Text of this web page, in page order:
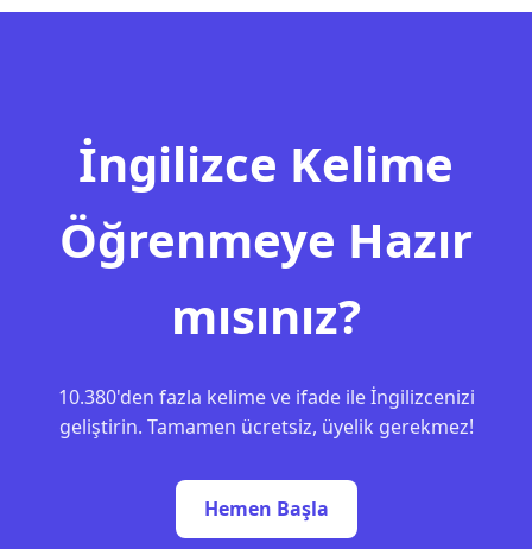
İngilizce Kelime
Öğrenmeye Hazır
mısınız?
10.380'den fazla kelime ve ifade ile İngilizcenizi
geliştirin. Tamamen ücretsiz, üyelik gerekmez!
Hemen Başla